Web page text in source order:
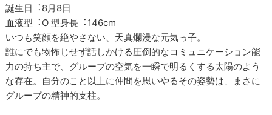
誕生日︓8月8日
⾎液型︓O 型身長︓146cm
いつも笑顔を絶やさない、天真爛漫な元気っ子。
誰にでも物怖じせず話しかける圧倒的なコミュニケーション能
力の持ち主で、グループの空気を一瞬で明るくする太陽のよう
な存在。自分のこと以上に仲間を思いやるその姿勢は、まさに
グループの精神的支柱。